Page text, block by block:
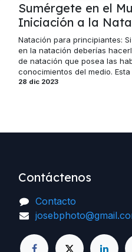
Sumérgete en el
Iniciación a la
Natación para principiantes:
en la natación deberías
de natación que posea las
conocimientos del medio.
28 dic 2023
Contáctenos
Contacto